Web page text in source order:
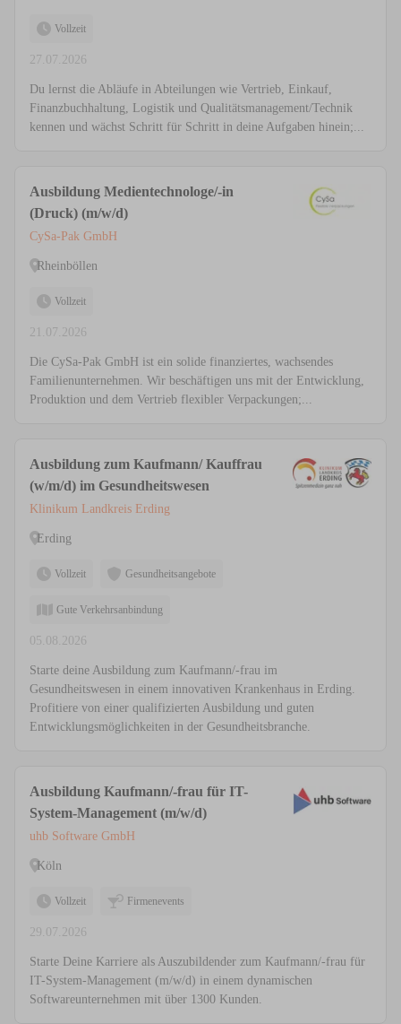
Vollzeit
27.07.2026
Du lernst die Abläufe in Abteilungen wie Vertrieb, Einkauf,
Finanzbuchhaltung, Logistik und Qualitätsmanagement/Technik
kennen und wächst Schritt für Schritt in deine Aufgaben hinein;...
Ausbildung Medientechnologe/-in
(Druck) (m/w/d)
CySa-Pak GmbH
Rheinböllen
Vollzeit
21.07.2026
Die CySa-Pak GmbH ist ein solide finanziertes, wachsendes
Familienunternehmen. Wir beschäftigen uns mit der Entwicklung,
Produktion und dem Vertrieb flexibler Verpackungen;...
Ausbildung zum Kaufmann/ Kauffrau
(w/m/d) im Gesundheitswesen
Klinikum Landkreis Erding
Erding
Vollzeit Gesundheitsangebote
Gute Verkehrsanbindung
05.08.2026
Starte deine Ausbildung zum Kaufmann/-frau im
Gesundheitswesen in einem innovativen Krankenhaus in Erding.
Profitiere von einer qualifizierten Ausbildung und guten
Entwicklungsmöglichkeiten in der Gesundheitsbranche.
Ausbildung Kaufmann/-frau für IT-
System-Management (m/w/d)
uhb Software GmbH
Köln
Vollzeit Firmenevents
29.07.2026
Starte Deine Karriere als Auszubildender zum Kaufmann/-frau für
IT-System-Management (m/w/d) in einem dynamischen
Softwareunternehmen mit über 1300 Kunden.